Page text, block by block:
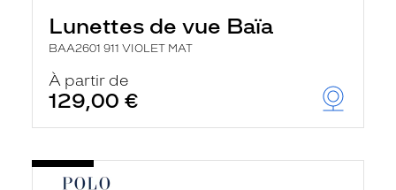
Lunettes de vue Baïa
BAA2601 911 VIOLET MAT
À partir de
129,00 €